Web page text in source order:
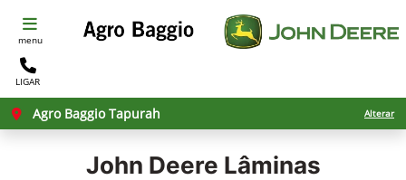
menu
LIGAR
Agro Baggio Tapurah Alterar
John Deere Lâminas